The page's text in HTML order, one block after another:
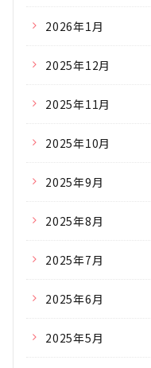
2026年1月
2025年12月
2025年11月
2025年10月
2025年9月
2025年8月
2025年7月
2025年6月
2025年5月